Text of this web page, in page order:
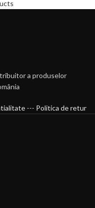
a produselor
--- Politica de retur